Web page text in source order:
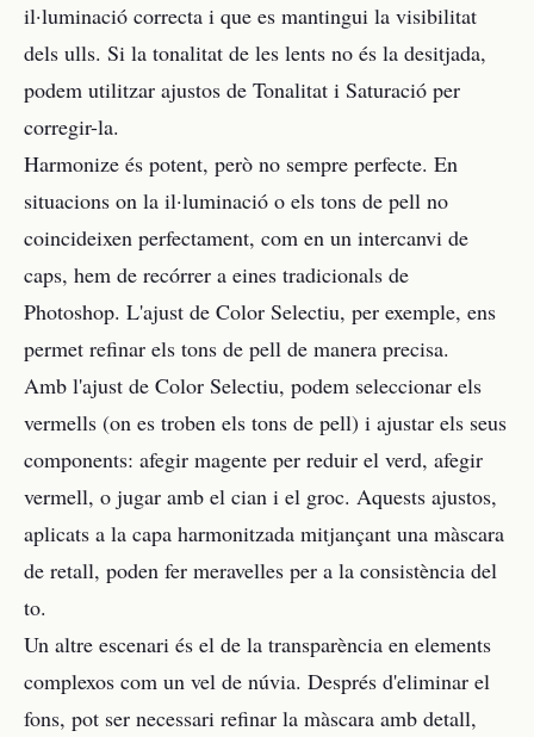
il·luminació correcta i que es mantingui la visibilitat
dels ulls. Si la tonalitat de les lents no és la desitjada,
podem utilitzar ajustos de Tonalitat i Saturació per
corregir-la.
Harmonize és potent, però no sempre perfecte. En
situacions on la il·luminació o els tons de pell no
coincideixen perfectament, com en un intercanvi de
caps, hem de recórrer a eines tradicionals de
Photoshop. L'ajust de Color Selectiu, per exemple, ens
permet refinar els tons de pell de manera precisa.
Amb l'ajust de Color Selectiu, podem seleccionar els
vermells (on es troben els tons de pell) i ajustar els seus
components: afegir magente per reduir el verd, afegir
vermell, o jugar amb el cian i el groc. Aquests ajustos,
aplicats a la capa harmonitzada mitjançant una màscara
de retall, poden fer meravelles per a la consistència del
to.
Un altre escenari és el de la transparència en elements
complexos com un vel de núvia. Després d'eliminar el
fons, pot ser necessari refinar la màscara amb detall,